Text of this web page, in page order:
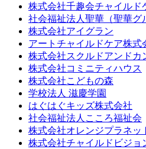
株式会社千趣会チャイルド
社会福祉法人聖華（聖華グ
株式会社アイグラン
アートチャイルドケア株式
株式会社スクルドアンドカ
株式会社コミニティハウス
株式会社こどもの森
学校法人 滋慶学園
はぐはぐキッズ株式会社
社会福祉法人こころ福祉会
株式会社オレンジプラネッ
株式会社チャイルドビジョ